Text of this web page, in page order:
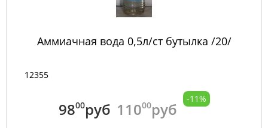
Аммиачная вода 0,5л/ст бутылка /20/
12355
9800руб 11000руб
-11%